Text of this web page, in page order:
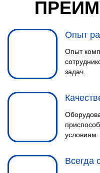
Опыт
Опыт
задач.
условиям.
Всегда